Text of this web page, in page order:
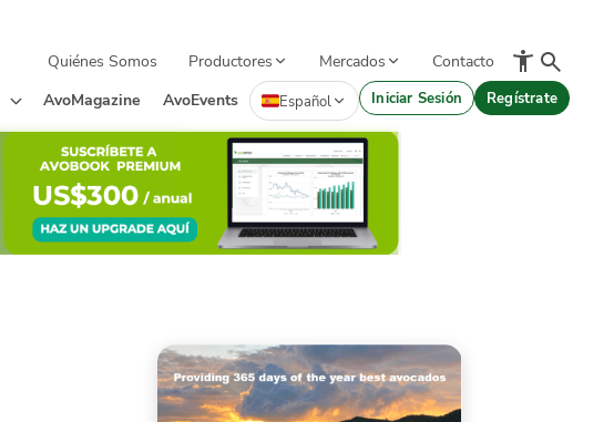
Quiénes Somos Productores Mercados
Contacto
AvoMagazine AvoEvents Español Iniciar Sesión Regístrate